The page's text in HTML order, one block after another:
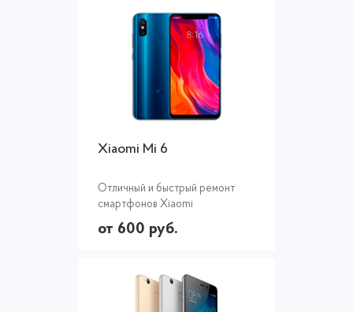
Xiaomi Mi 6
Отличный и быстрый ремонт
смартфонов Xiaomi
от 600 руб.